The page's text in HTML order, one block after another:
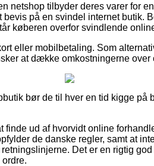
netshop tilbyder deres varer for
på en svindel internet butik.
køberen overfor svindlende
eller mobilbetaling. Som
at dække omkostningerne over
bør de til hver en tid kigge på
finde ud af hvorvidt online
de danske regler, samt at
Det er en rigtig